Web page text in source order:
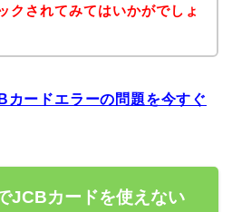
クされてみてはいかがでしょ
カードエラーの問題を今すぐ
JCBカードを使えない